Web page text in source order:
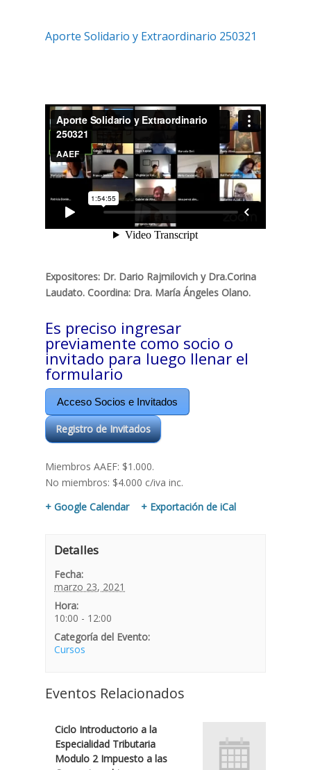
Aporte Solidario y Extraordinario 250321
Expositores: Dr. Dario Rajmilovich y Dra.Corina
Laudato. Coordina: Dra. María Ángeles Olano.
Es preciso ingresar
previamente como socio o
invitado para luego llenar el
formulario
Acceso Socios e Invitados
Registro de Invitados
Miembros AAEF: $1.000.
No miembros: $4.000 c/iva inc.
+ Google Calendar
+ Exportación de iCal
Detalles
Fecha:
marzo 23, 2021
Hora:
10:00 - 12:00
Categoría del Evento:
Cursos
Eventos Relacionados
Ciclo Introductorio a la
Especialidad Tributaria
Modulo 2 Impuesto a las